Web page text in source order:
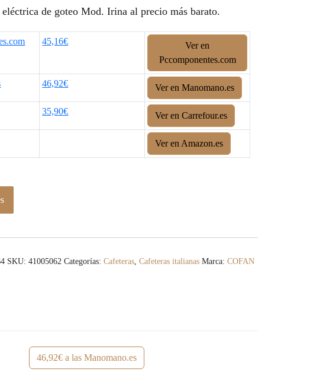
de goteo Mod. Irina al precio más barato.
45,16€
Ver en
Pccomponentes.com
46,92€ Ver en Manomano.es
35,90€ Ver en Carrefour.es
Ver en Amazon.es
SKU:41005062 Categorías:Cafeteras,Cafeteras italianas Marca:COFAN
46,92€ a las Manomano.es